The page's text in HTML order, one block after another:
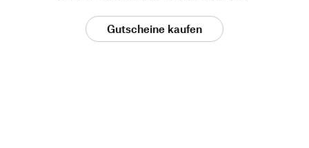
Gutscheine kaufen